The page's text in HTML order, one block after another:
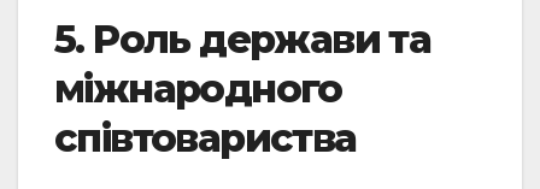
5. Роль держави та
міжнародного
співтовариства